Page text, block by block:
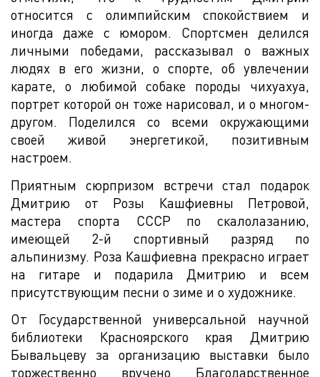
относится с олимпийским спокойствием и
иногда даже с юмором. Спортсмен делился
личными победами, рассказывал о важных
людях в его жизни, о спорте, об увлечении
карате, о любимой собаке породы чихуахуа,
портрет которой он тоже нарисовал, и о многом-
другом. Поделился со всеми окружающими
своей живой энергетикой, позитивным
настроем.
Приятным сюрпризом встречи стал подарок
Дмитрию от Розы Кашфиевны Петровой,
мастера спорта СССР по скалолазанию,
имеющей 2-й спортивный разряд по
альпинизму. Роза Кашфиевна прекрасно играет
на гитаре и подарила Дмитрию и всем
присутствующим песни о зиме и о художнике.
От Государственной универсальной научной
библиотеки Красноярского края Дмитрию
Бывальцеву за организацию выставки было
торжественно вручено Благодарственное